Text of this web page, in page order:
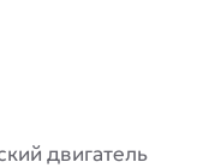
двигатель